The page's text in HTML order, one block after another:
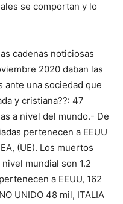
se comportan y lo
cadenas noticiosas
2020 daban las
ante una sociedad que
y cristiana??: 47
a nivel del mundo.- De
pertenecen a EEUU
(UE). Los muertos
mundial son 1.2
a EEUU, 162
UNIDO 48 mil, ITALIA